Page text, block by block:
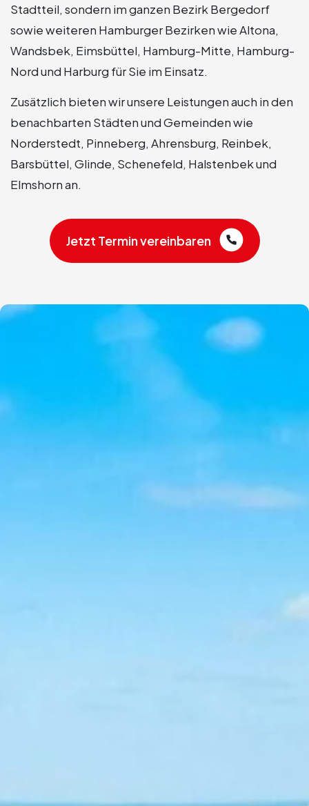
Stadtteil, sondern im ganzen Bezirk Bergedorf
sowie weiteren Hamburger Bezirken wie Altona,
Wandsbek, Eimsbüttel, Hamburg-Mitte, Hamburg-
Nord und Harburg für Sie im Einsatz.
Zusätzlich bieten wir unsere Leistungen auch in den
benachbarten Städten und Gemeinden wie
Norderstedt, Pinneberg, Ahrensburg, Reinbek,
Barsbüttel, Glinde, Schenefeld, Halstenbek und
Elmshorn an.
Jetzt Termin vereinbaren